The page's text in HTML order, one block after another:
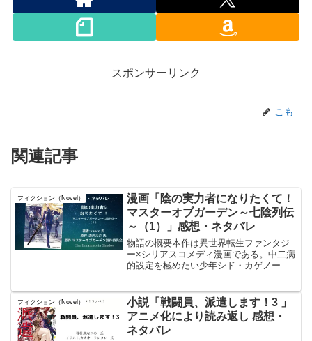
スポンサーリンク
こも
関連記事
フィクション（Novel）
漫画「陰の実力者になりたくて！
マスターオブガーデン～七陰列伝
～（1）」感想・ネタバレ
物語の概要本作は異世界転生ファンタジ
ー×シリアスコメディ漫画である。中二病
的設定を極めたい少年シド・カゲノー
義の味方ごっこ”を展開する。彼の冗談混
じりの虚構はやがて真...
フィクション（Novel）
小説「戦闘員、派遣します！3 」
アニメ化により読み返し 感想・
ネタバレ